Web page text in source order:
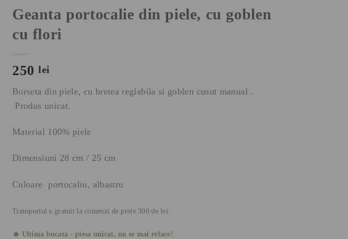
Geanta portocalie din piele, cu goblen
cu flori
250lei
Borseta din piele, cu bretea reglabila si goblen cusut manual .
Produs unicat.
Material 100% piele
Dimensiuni 28 cm / 25 cm
Culoare portocaliu, albastru
Transportul e gratuit la comenzi de peste 300 de lei.
🔥 Ultima bucata - piesa unicat, nu se mai reface!